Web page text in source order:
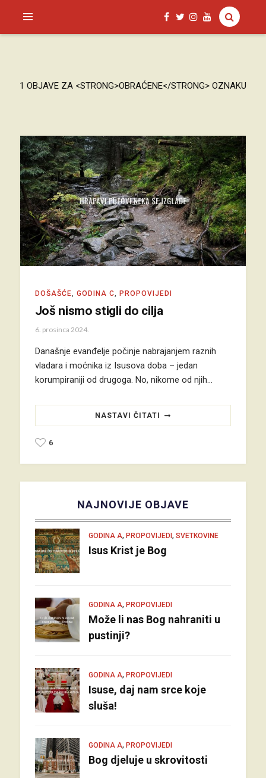
SAGUD.XYZ
1 OBJAVE ZA <STRONG>OBRAĆENE</STRONG> OZNAKU
DOŠAŠĆE GODINA C PROPOVIJEDI
Još nismo stigli do cilja
6. prosinca 2024.
Današnje evanđelje počinje nabrajanjem raznih
vladara i moćnika iz Isusova doba – jedan
korumpiraniji od drugoga. No, nikome od njih…
NASTAVI ČITATI
6
NAJNOVIJE OBJAVE
GODINA A, PROPOVIJEDI, SVETKOVINE
Isus Krist je Bog
GODINA A, PROPOVIJEDI
Može li nas Bog nahraniti u
pustinji?
GODINA A, PROPOVIJEDI
Isuse, daj nam srce koje
sluša!
GODINA A, PROPOVIJEDI
Bog djeluje u skrovitosti